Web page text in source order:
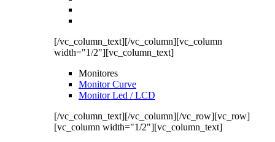
[/vc_column_text][/vc_column][vc_column
width="1/2"][vc_column_text]
Monitores
Monitor Curve
Monitor Led / LCD
[/vc_column_text][/vc_column][/vc_row][vc_row]
[vc_column width="1/2"][vc_column_text]